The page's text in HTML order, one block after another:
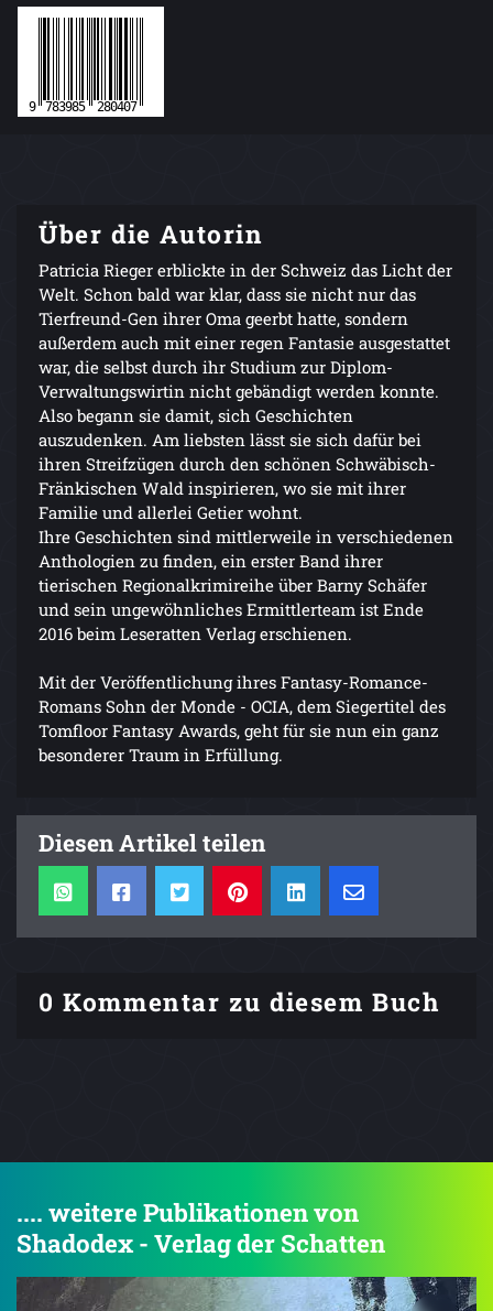
Über die Autorin
Patricia Rieger erblickte in der Schweiz das Licht der
Welt. Schon bald war klar, dass sie nicht nur das
Tierfreund-Gen ihrer Oma geerbt hatte, sondern
außerdem auch mit einer regen Fantasie ausgestattet
war, die selbst durch ihr Studium zur Diplom-
Verwaltungswirtin nicht gebändigt werden konnte.
Also begann sie damit, sich Geschichten
auszudenken. Am liebsten lässt sie sich dafür bei
ihren Streifzügen durch den schönen Schwäbisch-
Fränkischen Wald inspirieren, wo sie mit ihrer
Familie und allerlei Getier wohnt.
Ihre Geschichten sind mittlerweile in verschiedenen
Anthologien zu finden, ein erster Band ihrer
tierischen Regionalkrimireihe über Barny Schäfer
und sein ungewöhnliches Ermittlerteam ist Ende
2016 beim Leseratten Verlag erschienen.
Mit der Veröffentlichung ihres Fantasy-Romance-
Romans Sohn der Monde - OCIA, dem Siegertitel des
Tomfloor Fantasy Awards, geht für sie nun ein ganz
besonderer Traum in Erfüllung.
Diesen Artikel teilen
0 Kommentar zu diesem Buch
.... weitere Publikationen von
Shadodex - Verlag der Schatten